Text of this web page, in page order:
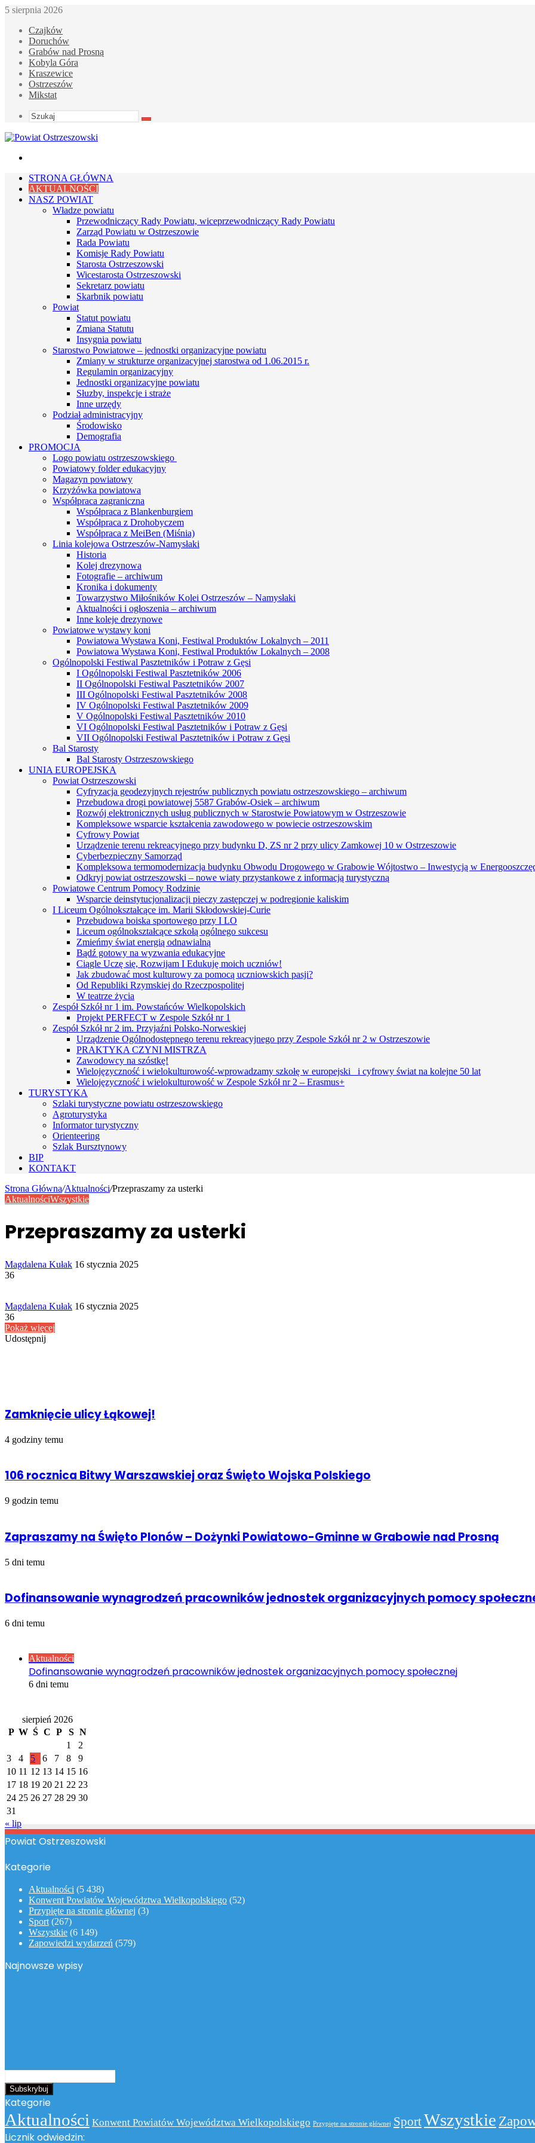
5 sierpnia 2026
Czajków
Doruchów
Grabów nad Prosną
Kobyla Góra
Kraszewice
Ostrzeszów
Mikstat
Szukaj
STRONA GŁÓWNA
AKTUALNOŚCI
NASZ POWIAT
Władze powiatu
Przewodniczący Rady Powiatu, wiceprzewodniczący Rady Powiatu
Zarząd Powiatu w Ostrzeszowie
Rada Powiatu
Komisje Rady Powiatu
Starosta Ostrzeszowski
Wicestarosta Ostrzeszowski
Sekretarz powiatu
Skarbnik powiatu
Powiat
Statut powiatu
Zmiana Statutu
Insygnia powiatu
Starostwo Powiatowe – jednostki organizacyjne powiatu
Zmiany w strukturze organizacyjnej starostwa od 1.06.2015 r.
Regulamin organizacyjny
Jednostki organizacyjne powiatu
Słuzby, inspekcje i straże
Inne urzędy
Podział administracyjny
Środowisko
Demografia
PROMOCJA
Logo powiatu ostrzeszowskiego
Powiatowy folder edukacyjny
Magazyn powiatowy
Krzyżówka powiatowa
Współpraca zagraniczna
Współpraca z Blankenburgiem
Współpraca z Drohobyczem
Współpraca z MeiBen (Miśnia)
Linia kolejowa Ostrzeszów-Namysłaki
Historia
Kolej drezynowa
Fotografie – archiwum
Kronika i dokumenty
Towarzystwo Miłośników Kolei Ostrzeszów – Namysłaki
Aktualności i ogłoszenia – archiwum
Inne koleje drezynowe
Powiatowe wystawy koni
Powiatowa Wystawa Koni, Festiwal Produktów Lokalnych – 2011
Powiatowa Wystawa Koni, Festiwal Produktów Lokalnych – 2008
Ogólnopolski Festiwal Pasztetników i Potraw z Gęsi
I Ogólnopolski Festiwal Pasztetników 2006
II Ogólnopolski Festiwal Pasztetników 2007
III Ogólnopolski Festiwal Pasztetników 2008
IV Ogólnopolski Festiwal Pasztetników 2009
V Ogólnopolski Festiwal Pasztetników 2010
VI Ogólnopolski Festiwal Pasztetników i Potraw z Gęsi
VII Ogólnopolski Festiwal Pasztetników i Potraw z Gęsi
Bal Starosty
Bal Starosty Ostrzeszowskiego
UNIA EUROPEJSKA
Powiat Ostrzeszowski
Cyfryzacja geodezyjnych rejestrów publicznych powiatu ostrzeszowskiego – archiwum
Przebudowa drogi powiatowej 5587 Grabów-Osiek – archiwum
Rozwój elektronicznych usług publicznych w Starostwie Powiatowym w Ostrzeszowie
Kompleksowe wsparcie kształcenia zawodowego w powiecie ostrzeszowskim
Cyfrowy Powiat
Urządzenie terenu rekreacyjnego przy budynku D, ZS nr 2 przy ulicy Zamkowej 10 w Ostrzeszowie
Cyberbezpieczny Samorząd
Kompleksowa termomodernizacja budynku Obwodu Drogowego w Grabowie Wójtostwo – Inwestycją w
Odkryj powiat ostrzeszowski – nowe wiaty przystankowe z informacją turystyczną
Powiatowe Centrum Pomocy Rodzinie
Wsparcie deinstytucjonalizacji pieczy zastępczej w podregionie kaliskim
I Liceum Ogólnokształcące im. Marii Skłodowskiej-Curie
Przebudowa boiska sportowego przy I LO
Liceum ogólnokształcące szkołą ogólnego sukcesu
Zmieńmy świat energią odnawialną
Bądź gotowy na wyzwania edukacyjne
Ciągle Uczę się, Rozwijam I Edukuję moich uczniów!
Jak zbudować most kulturowy za pomocą uczniowskich pasji?
Od Republiki Rzymskiej do Rzeczpospolitej
W teatrze życia
Zespół Szkół nr 1 im. Powstańców Wielkopolskich
Projekt PERFECT w Zespole Szkół nr 1
Zespół Szkół nr 2 im. Przyjaźni Polsko-Norweskiej
Urządzenie Ogólnodostępnego terenu rekreacyjnego przy Zespole Szkół nr 2 w Ostrzeszowie
PRAKTYKA CZYNI MISTRZA
Zawodowcy na szóstkę!
Wielojęzyczność i wielokulturowość-wprowadzamy szkołę w europejski i cyfrowy świat na kolejne 50 lat
Wielojęzyczność i wielokulturowość w Zespole Szkół nr 2 – Erasmus+
TURYSTYKA
Szlaki turystyczne powiatu ostrzeszowskiego
Agroturystyka
Informator turystyczny
Orienteering
Szlak Bursztynowy
BIP
KONTAKT
Strona Główna/Aktualności/Przepraszamy za usterki
AktualnościWszystkie
Przepraszamy za usterki
Magdalena Kułak Send
16 stycznia 2025
36
Magdalena Kułak Send
16 stycznia 2025
36
Pokaż więcej
Udostępnij
Zamknięcie ulicy Łąkowej!
4 godziny temu
106 rocznica Bitwy Warszawskiej oraz Święto Wojska Polskiego
9 godzin temu
Zapraszamy na Święto Plonów – Dożynki Powiatowo-Gminne w Grabowie nad Prosną
5 dni temu
Dofinansowanie wynagrodzeń pracowników jednostek organizacyjnych pomocy
6 dni temu
Aktualności
Dofinansowanie wynagrodzeń pracowników jednostek organizacyjnych pomocy społecznej
6 dni temu
sierpień 2026
P W Ś C P S N
1
2
3
4 5 6 7 8
9
10 11 12 13 14 15 16
17 18 19 20 21 22 23
24 25 26 27 28 29 30
31
« lip
Powiat Ostrzeszowski
Kategorie
Aktualności (5 438)
Konwent Powiatów Województwa Wielkopolskiego (52)
Przypięte na stronie głównej (3)
Sport (267)
Wszystkie (6 149)
Zapowiedzi wydarzeń (579)
Najnowsze wpisy
swój
adres
email
Kategorie
Aktualności Konwent Powiatów Województwa Wielkopolskiego Przypięte na stronie głównej SportWszystkie
Licznik odwiedzin: